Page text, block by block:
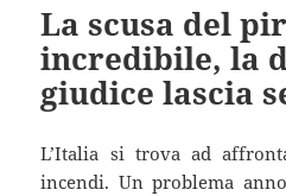
La scusa del
incredibile, la
giudice lascia
L’Italia si trova ad
incendi. Un problema